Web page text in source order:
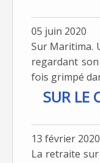
05 juin 2020
Sur Maritima.
regardant
fois grimpé
SUR LE
13 février 2020
La retraite